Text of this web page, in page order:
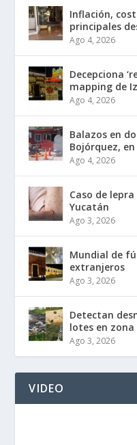
Inflación,
principales
Ago 4, 2026
Decepciona
mapping de
Ago 4, 2026
Balazos en
Bojórquez,
Ago 4, 2026
Caso de
Yucatán
Ago 3, 2026
Mundial de
extranjeros
Ago 3, 2026
Detectan
lotes en
Ago 3, 2026
VIDEO